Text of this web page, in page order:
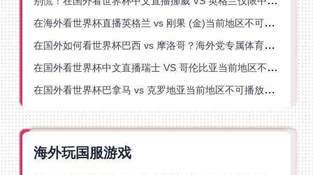
在海外看世界杯直播英格兰 vs 刚果 (金)当前地区不可播放？这篇指南帮你突破所有限制
在国外如何看世界杯巴西 vs 摩洛哥？海外党专属体育观赛指南来了
在国外看世界杯中文直播瑞士 VS 哥伦比亚当前地区不可播放？这篇指南帮你搞定
在国外看世界杯巴拿马 vs 克罗地亚当前地区不可播放？这篇指南帮你轻松解决海外体育直播难题
海外玩国服游戏